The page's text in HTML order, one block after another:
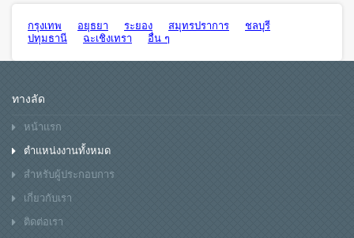
กรุงเทพ อยุธยา ระยอง สมุทรปราการ
ชลบุรี
ปทุมธานี
ฉะเชิงเทรา อื่น ๆ
ทางลัด
หน้าแรก
ตำแหน่งงานทั้งหมด
สำหรับผู้ประกอบการ
เกี่ยวกับเรา
ติดต่อเรา